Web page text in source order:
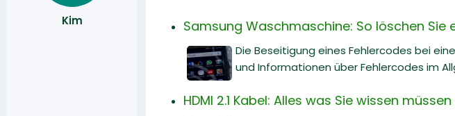
Kim Samsung Waschmaschine: So löschen Sie
Die Beseitigung eines Fehlercodes bei
und Informationen über Fehlercodes im
HDMI 2.1 Kabel: Alles was Sie wissen müssen